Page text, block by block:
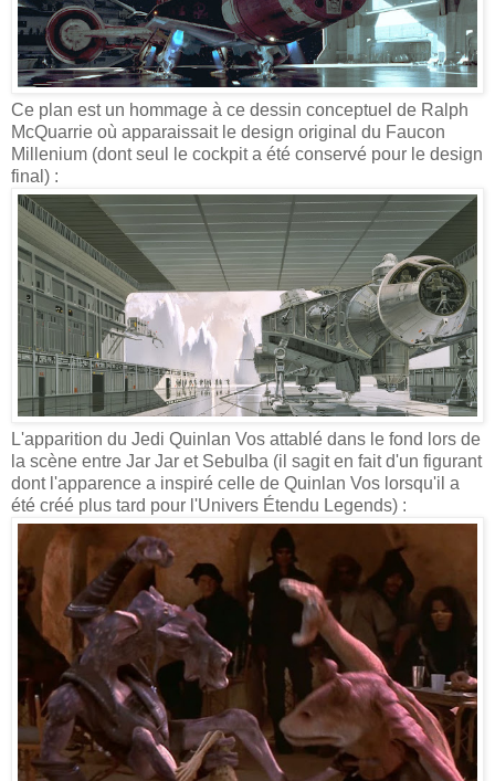
Ce plan est un hommage à ce dessin conceptuel de Ralph
McQuarrie où apparaissait le design original du Faucon
Millenium (dont seul le cockpit a été conservé pour le design
final) :
L'apparition du Jedi Quinlan Vos attablé dans le fond lors de
la scène entre Jar Jar et Sebulba (il sagit en fait d'un figurant
dont l'apparence a inspiré celle de Quinlan Vos lorsqu'il a
été créé plus tard pour l'Univers Étendu Legends) :